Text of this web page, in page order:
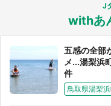
J
withあ
五感の全部
メ...湯梨浜
件
鳥取県湯梨